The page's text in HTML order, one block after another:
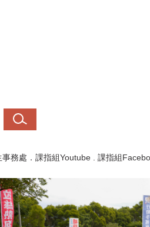
事務處 ． 課指組Youtube 課指組